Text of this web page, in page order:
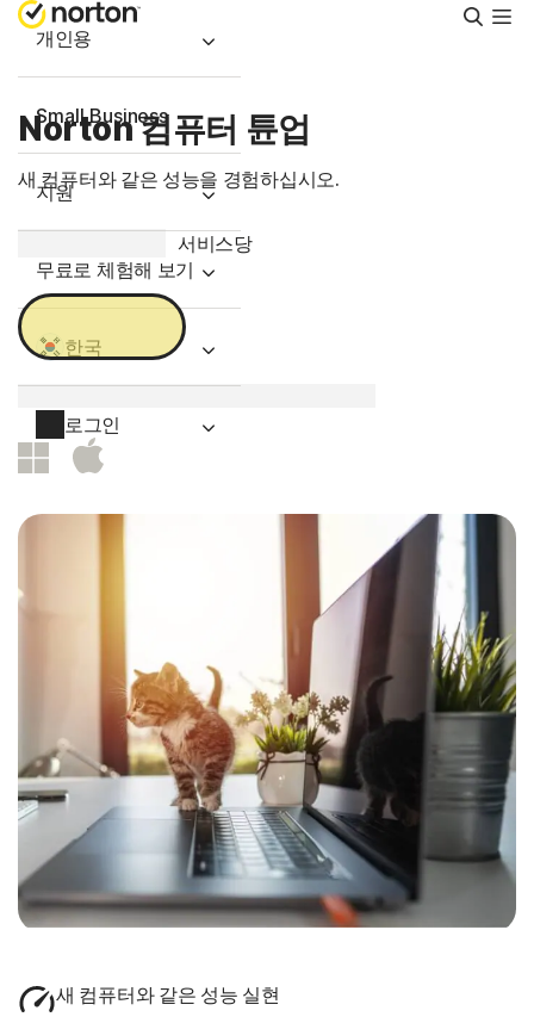
검
색
개인용
Small Business
지원
무료로 체험해 보기
한국
로그인
Norton 컴퓨터 튠업
새 컴퓨터와 같은 성능을 경험하십시오.
59,990원 서비스당
새 컴퓨터와 같은 성능 실현